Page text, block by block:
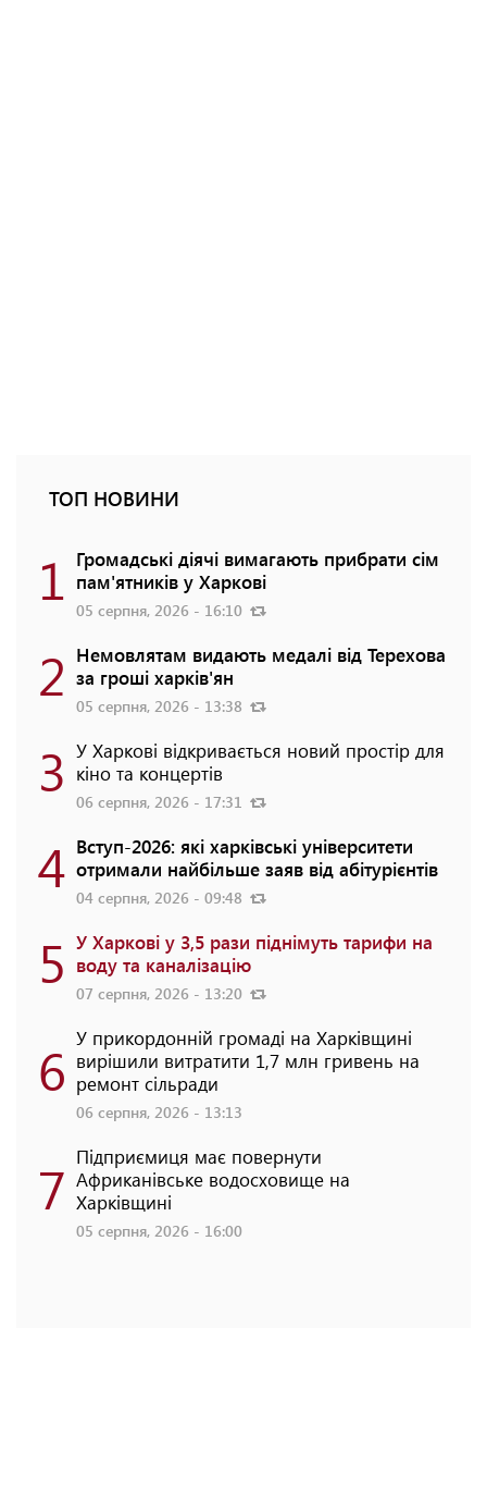
ТОП НОВИНИ
1 Громадські діячі вимагають прибрати сім
пам'ятників у Харкові
05 серпня, 2026 - 16:10
2 Немовлятам видають медалі від Терехова
за гроші харків'ян
05 серпня, 2026 - 13:38
3 У Харкові відкривається новий простір для
кіно та концертів
06 серпня, 2026 - 17:31
4 Вступ-2026: які харківські університети
отримали найбільше заяв від абітурієнтів
04 серпня, 2026 - 09:48
5 У Харкові у 3,5 рази піднімуть тарифи на
воду та каналізацію
07 серпня, 2026 - 13:20
6 У прикордонній громаді на Харківщині
вирішили витратити 1,7 млн гривень на
ремонт сільради
06 серпня, 2026 - 13:13
7 Підприємиця має повернути
Африканівське водосховище на
Харківщині
05 серпня, 2026 - 16:00